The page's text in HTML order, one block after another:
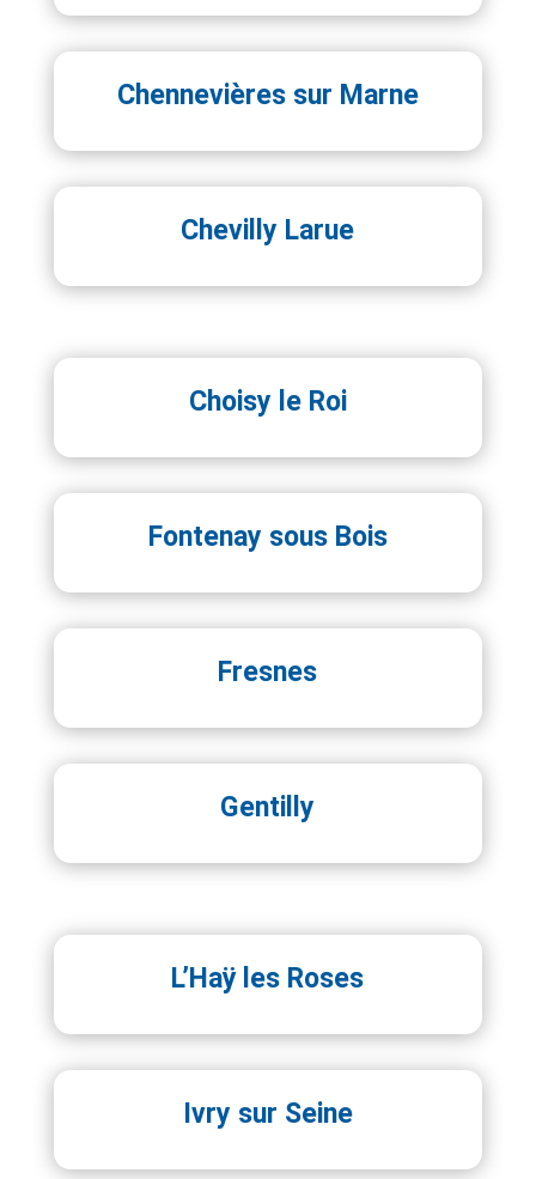
Chennevières sur Marne
Chevilly Larue
Choisy le Roi
Fontenay sous Bois
Fresnes
Gentilly
L’Haÿ les Roses
Ivry sur Seine